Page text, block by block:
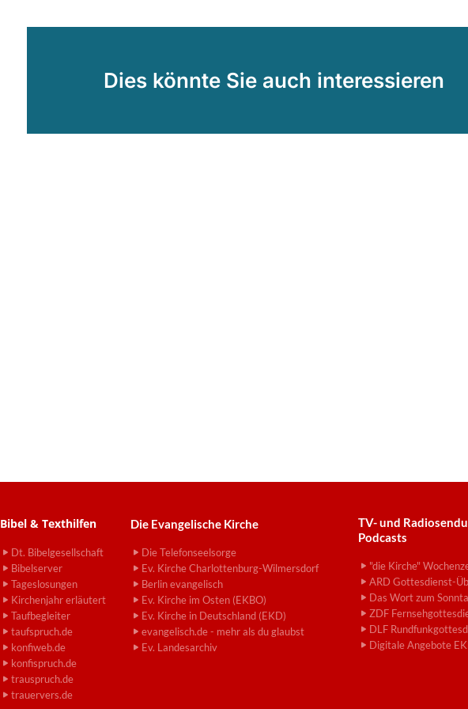
Dies könnte Sie auch interessieren
Bibel & Texthilfen
Dt. Bibelgesellschaft
Bibelserver
Tageslosungen
Kirchenjahr erläutert
Taufbegleiter
taufspruch.de
konfiweb.de
konfispruch.de
trauspruch.de
trauervers.de
Die Evangelische Kirche
Die Telefonseelsorge
Ev. Kirche Charlottenburg-Wilmersdorf
Berlin evangelisch
Ev. Kirche im Osten (EKBO)
Ev. Kirche in Deutschland (EKD)
evangelisch.de - mehr als du glaubst
Ev. Landesarchiv
TV- und
Podcasts
"die Kirche"
ARD Gottesdienst-
Das Wort zum
ZDF
DLF
Digitale Angebote